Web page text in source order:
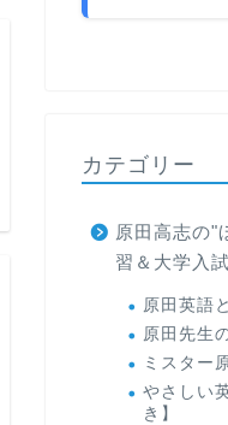
カテゴリー
原田高志の"
習＆大学入
原田英語
原田先生
ミスター
やさしい
き】